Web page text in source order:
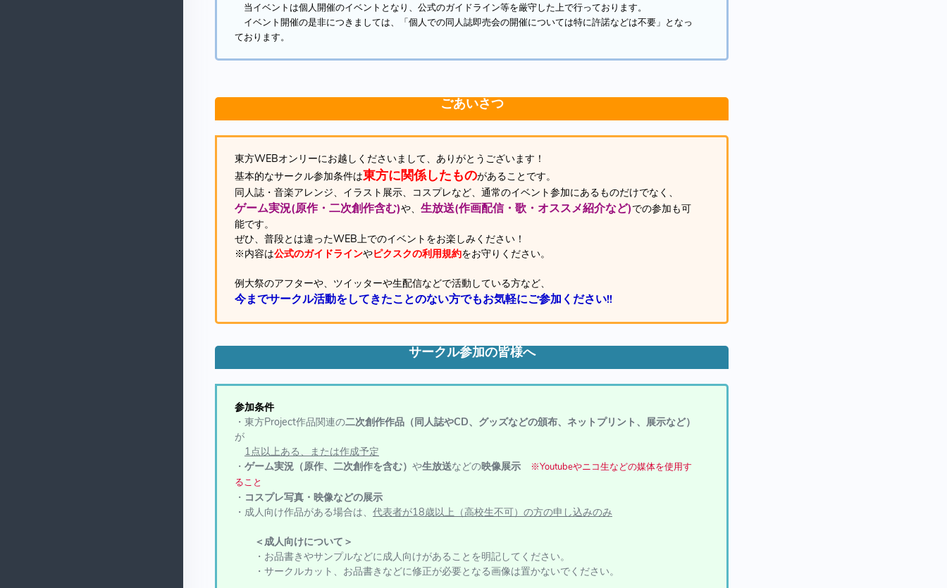
当イベントは個人開催のイベントとなり、公式のガイドライン等を厳守した上で行っております。
イベント開催の是非につきましては、「個人での同人誌即売会の開催については特に許諾などは不要」となっ
ております。
ごあいさつ
東方WEBオンリーにお越しくださいまして、ありがとうございます！
基本的なサークル参加条件は東方に関係したものがあることです。
同人誌・音楽アレンジ、イラスト展示、コスプレなど、通常のイベント参加にあるものだけでなく、
ゲーム実況(原作・二次創作含む)や、 生放送(作画配信・歌・オススメ紹介など)での参加も可
能です。
ぜひ、普段とは違ったWEB上でのイベントをお楽しみください！
※内容は公式のガイドラインやピクスクの利用規約をお守りください。
例大祭のアフターや、ツイッターや生配信などで活動している方など、
今までサークル活動をしてきたことのない方でもお気軽にご参加ください!!
サークル参加の皆様へ
参加条件
・東方Project作品関連の二次創作作品（同人誌やCD、グッズなどの頒布、ネットプリント、展示など）
が
1点以上ある、または作成予定
・ ゲーム実況（原作、二次創作を含む） や生放送などの映像展示
※Youtubeやニコ生などの媒体を使用す
ること
・ コスプレ写真・映像などの展示
・成人向け作品がある場合は、 代表者が18歳以上（高校生不可）の方の申し込みのみ
＜成人向けについて＞
・お品書きやサンプルなどに成人向けがあることを明記してください。
・サークルカット、お品書きなどに修正が必要となる画像は置かないでください。